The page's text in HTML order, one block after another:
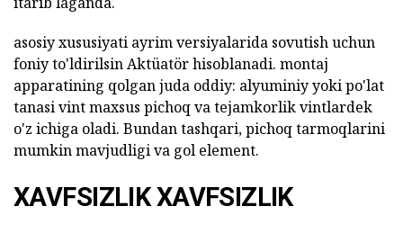
asosiy xususiyati ayrim versiyalarida sovutish uchun
foniy to'ldirilsin Aktüatör hisoblanadi. montaj
apparatining qolgan juda oddiy: alyuminiy yoki po'lat
tanasi vint maxsus pichoq va tejamkorlik vintlardek
o'z ichiga oladi. Bundan tashqari, pichoq tarmoqlarini
mumkin mavjudligi va gol element.
XAVFSIZLIK XAVFSIZLIK